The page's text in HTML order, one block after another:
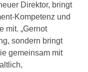
Direktor, bringt
Kompetenz und
mit. „Gernot
sondern bringt
gemeinsam mit